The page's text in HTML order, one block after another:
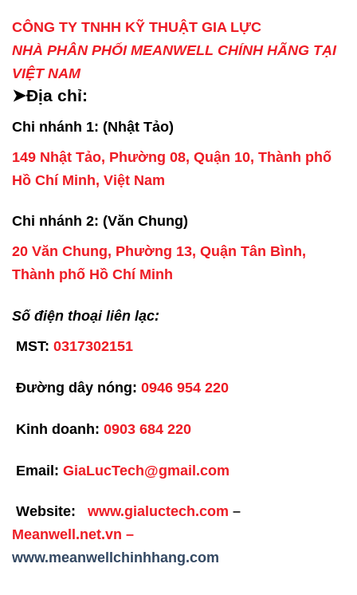
CÔNG TY TNHH KỸ THUẬT GIA LỰC
NHÀ PHÂN PHỐI MEANWELL CHÍNH HÃNG TẠI
VIỆT NAM
➤Địa chỉ:
Chi nhánh 1: (Nhật Tảo)
149 Nhật Tảo, Phường 08, Quận 10, Thành phố
Hồ Chí Minh, Việt Nam
Chi nhánh 2: (Văn Chung)
20 Văn Chung, Phường 13, Quận Tân Bình,
Thành phố Hồ Chí Minh
Số điện thoại liên lạc:
MST: 0317302151
Đường dây nóng: 0946 954 220
Kinh doanh: 0903 684 220
Email: GiaLucTech@gmail.com
Website: www.gialuctech.com –
Meanwell.net.vn –
www.meanwellchinhhang.com